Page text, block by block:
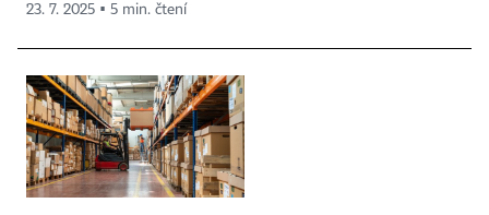
23. 7. 2025 ▪ 5 min. čtení